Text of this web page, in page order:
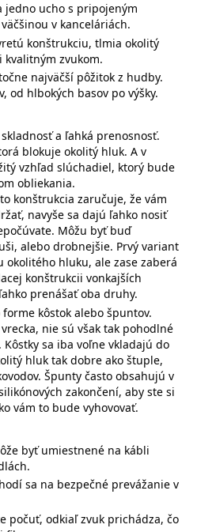
jedno ucho s pripojeným
v kanceláriách.
konštrukciu, tlmia okolitý
kvalitným zvukom.
najväčší pôžitok z hudby.
od hlbokých basov po výšky.
a ľahká prenosnosť.
blokuje okolitý hluk. A v
vzhľad slúchadiel, ktorý bude
obliekania.
konštrukcia zaručuje, že vám
navyše sa dajú ľahko nosiť
Môžu byť buď
alebo drobnejšie. Prvý variant
hluku, ale zase zaberá
konštrukcii vonkajších
prenášať oba druhy.
kôstok alebo špuntov.
nie sú však tak pohodlné
sa iba voľne vkladajú do
hluk tak dobre ako štuple,
Špunty často obsahujú v
zakončení, aby ste si
vám to bude vyhovovať.
byť umiestnené na kábli
sa na bezpečné prevážanie v
počuť, odkiaľ zvuk prichádza, čo